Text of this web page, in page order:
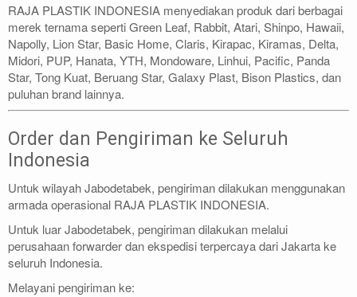
RAJA PLASTIK INDONESIA menyediakan produk dari berbagai
merek ternama seperti Green Leaf, Rabbit, Atari, Shinpo, Hawaii,
Napolly, Lion Star, Basic Home, Claris, Kirapac, Kiramas, Delta,
Midori, PUP, Hanata, YTH, Mondoware, Linhui, Pacific, Panda
Star, Tong Kuat, Beruang Star, Galaxy Plast, Bison Plastics, dan
puluhan brand lainnya.
Order dan Pengiriman ke Seluruh
Indonesia
Untuk wilayah Jabodetabek, pengiriman dilakukan menggunakan
armada operasional RAJA PLASTIK INDONESIA.
Untuk luar Jabodetabek, pengiriman dilakukan melalui
perusahaan forwarder dan ekspedisi terpercaya dari Jakarta ke
seluruh Indonesia.
Melayani pengiriman ke: